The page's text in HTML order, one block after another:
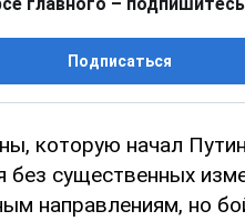
Подписаться
которую начал
без существенных
направлениям, но